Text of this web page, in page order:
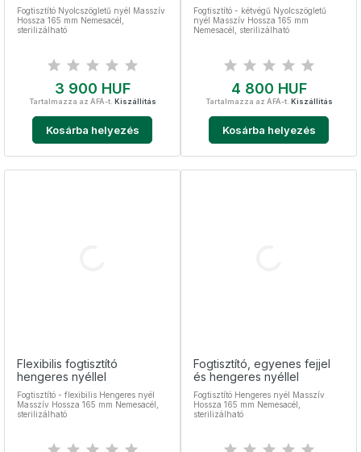
Fogtisztító Nyolcszögletű nyél Masszív
Hossza 165 mm Nemesacél,
sterilizálható
Ár
3 900 HUF
Tartalmazza az ÁFÁ-t. Kiszállítás
Kosárba helyezés
Fogtisztító - kétvégű Nyolcszögletű
nyél Masszív Hossza 165 mm
Nemesacél, sterilizálható
Ár
4 800 HUF
Tartalmazza az ÁFÁ-t. Kiszállítás
Kosárba helyezés
Flexibilis fogtisztító
hengeres nyéllel
Fogtisztító - flexibilis Hengeres nyél
Masszív Hossza 165 mm Nemesacél,
sterilizálható
Fogtisztító, egyenes fejjel
és hengeres nyéllel
Fogtisztító Hengeres nyél Masszív
Hossza 165 mm Nemesacél,
sterilizálható